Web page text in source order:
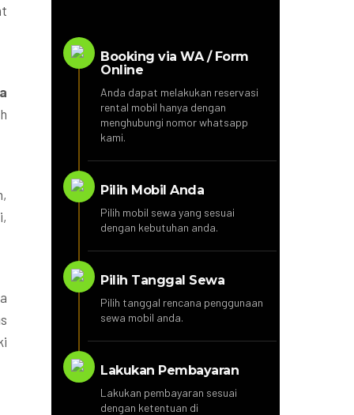
Booking via WA / Form
Online
Anda dapat melakukan reservasi
rental mobil hanya dengan
menghubungi nomor whatsapp
kami.
Pilih Mobil Anda
Pilih mobil sewa yang sesuai
dengan kebutuhan anda.
Pilih Tanggal Sewa
Pilih tanggal rencana penggunaan
sewa mobil anda.
Lakukan Pembayaran
Lakukan pembayaran sesuai
dengan ketentuan di